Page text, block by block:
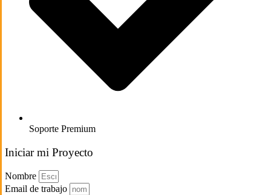
Soporte Premium
Iniciar mi Proyecto
Nombre
Email de trabajo